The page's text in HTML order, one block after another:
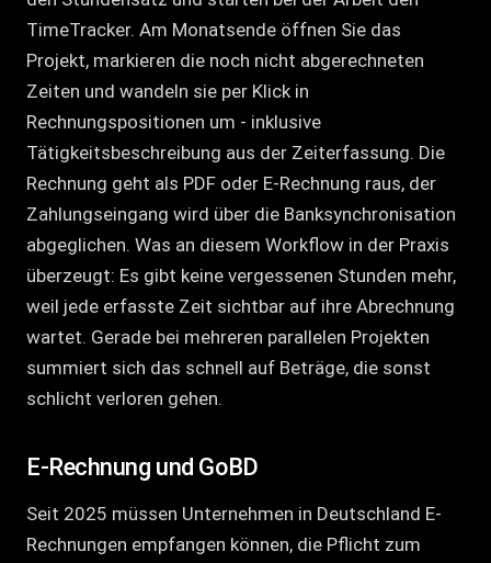
TimeTracker. Am Monatsende öffnen Sie das
Projekt, markieren die noch nicht abgerechneten
Zeiten und wandeln sie per Klick in
Rechnungspositionen um - inklusive
Tätigkeitsbeschreibung aus der Zeiterfassung. Die
Rechnung geht als PDF oder E-Rechnung raus, der
Zahlungseingang wird über die Banksynchronisation
abgeglichen. Was an diesem Workflow in der Praxis
überzeugt: Es gibt keine vergessenen Stunden mehr,
weil jede erfasste Zeit sichtbar auf ihre Abrechnung
wartet. Gerade bei mehreren parallelen Projekten
summiert sich das schnell auf Beträge, die sonst
schlicht verloren gehen.
E-Rechnung und GoBD
Seit 2025 müssen Unternehmen in Deutschland E-
Rechnungen empfangen können, die Pflicht zum